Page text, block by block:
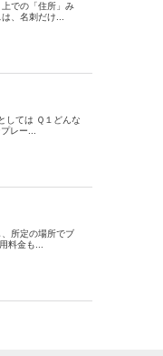
での「住所」み
、名刺だけ...
しては Ｑ１どんな
レー...
所定の場所でブ
料金も...